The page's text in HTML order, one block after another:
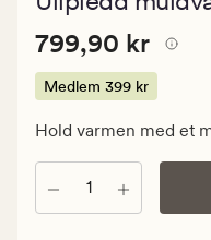
Pris
799,90
kr.
399
kr
Pris 799,90 kr
799,90 kr
Medlem 399 kr
Hold varmen med et
Antall